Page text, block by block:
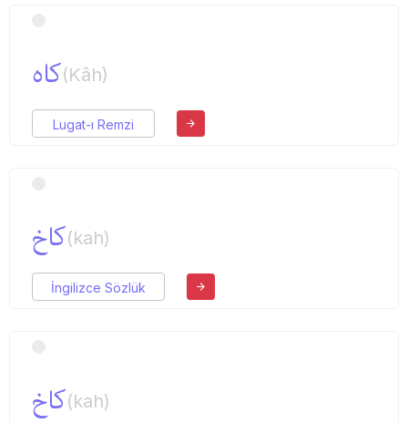
كاه(Kâh)
Lugat-ı Remzi
كاخ(kah)
İngilizce Sözlük
كاخ(kah)